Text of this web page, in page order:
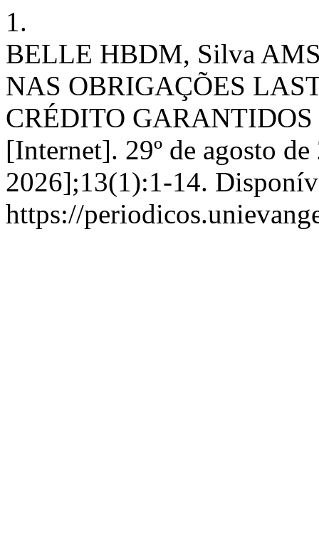
1.
BELLE HBDM, Silva
NAS OBRIGAÇÕES
CRÉDITO
[Internet]. 29º de agosto
2026];13(1):1-14.
https://